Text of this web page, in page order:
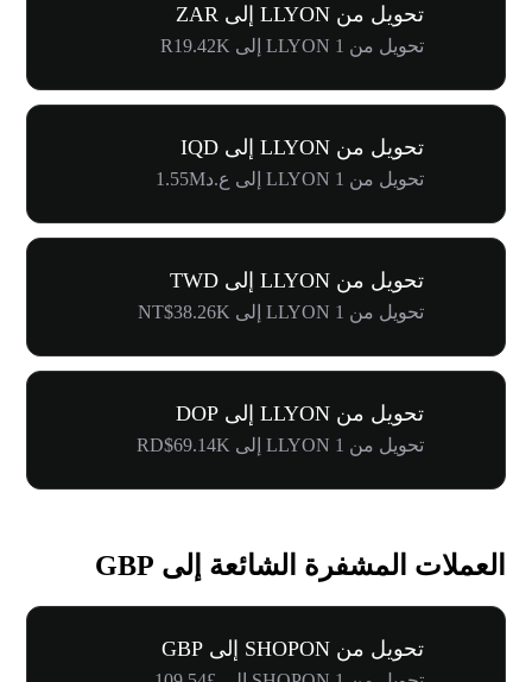
تحويل من LLYON إلى ZAR
تحويل من 1 LLYON إلى R19.42K
تحويل من LLYON إلى IQD
تحويل من 1 LLYON إلى ع.د1.55M
تحويل من LLYON إلى TWD
تحويل من 1 LLYON إلى NT$38.26K
تحويل من LLYON إلى DOP
تحويل من 1 LLYON إلى RD$69.14K
العملات المشفرة الشائعة إلى GBP
تحويل من SHOPON إلى GBP